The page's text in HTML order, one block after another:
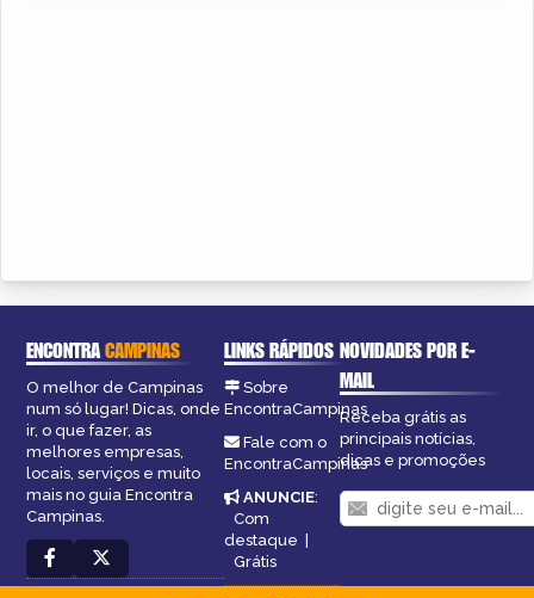
ENCONTRACAMPINAS
O melhor de Campinas
num só lugar! Dicas, onde
ir, o que fazer, as
melhores empresas,
locais, serviços e muito
mais no guia Encontra
Campinas.
LINKS RÁPIDOS
Sobre
EncontraCampinas
Fale com o
EncontraCampinas
ANUNCIE:
Com
destaque |
Grátis
NOVIDADES POR E-
MAIL
Receba grátis as
principais notícias,
dicas e promoções